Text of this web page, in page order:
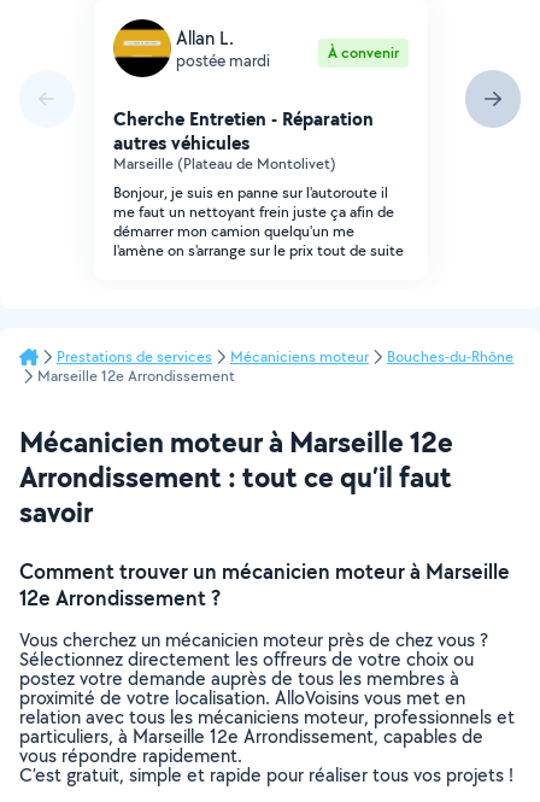
Allan L.
postée mardi À convenir
Cherche Entretien - Réparation
autres véhicules
Marseille (Plateau de Montolivet)
Bonjour, je suis en panne sur l'autoroute il
me faut un nettoyant frein juste ça afin de
démarrer mon camion quelqu'un me
l'amène on s'arrange sur le prix tout de suite
Prestations de services Mécaniciens moteur
Bouches-du-Rhône
Marseille 12e Arrondissement
Mécanicien moteur à Marseille 12e
Arrondissement : tout ce qu’il faut
savoir
Comment trouver un mécanicien moteur à Marseille
12e Arrondissement ?
Vous cherchez un mécanicien moteur près de chez vous ?
Sélectionnez directement les offreurs de votre choix ou
postez votre demande auprès de tous les membres à
proximité de votre localisation. AlloVoisins vous met en
relation avec tous les mécaniciens moteur, professionnels et
particuliers, à Marseille 12e Arrondissement, capables de
vous répondre rapidement.
C’est gratuit, simple et rapide pour réaliser tous vos projets !